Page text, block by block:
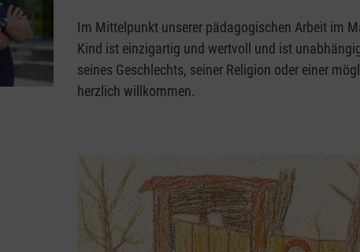
Im Mittelpunkt unserer pädagogischen Arbeit im
Kind ist einzigartig und wertvoll und ist
seines Geschlechts, seiner Religion oder einer
herzlich willkommen.